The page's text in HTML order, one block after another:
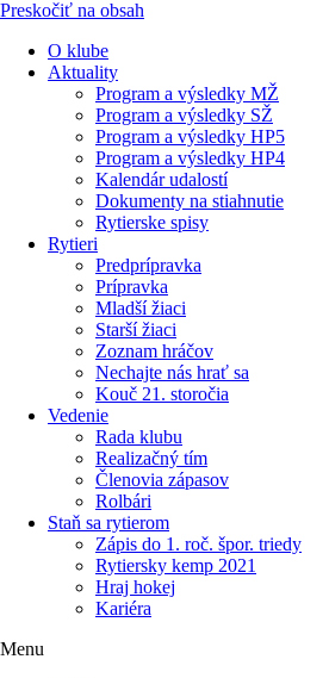
Preskočiť na obsah
O klube
Aktuality
Program a výsledky MŽ
Program a výsledky SŽ
Program a výsledky HP5
Program a výsledky HP4
Kalendár udalostí
Dokumenty na stiahnutie
Rytierske spisy
Rytieri
Predprípravka
Prípravka
Mladší žiaci
Starší žiaci
Zoznam hráčov
Nechajte nás hrať sa
Kouč 21. storočia
Vedenie
Rada klubu
Realizačný tím
Členovia zápasov
Rolbári
Staň sa rytierom
Zápis do 1. roč. špor. triedy
Rytiersky kemp 2021
Hraj hokej
Kariéra
Menu